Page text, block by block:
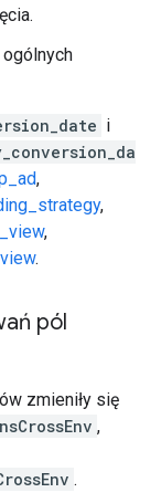
i
,
,
,
.
pól
zmieniły się
,
.